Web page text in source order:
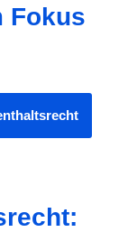
Fokus